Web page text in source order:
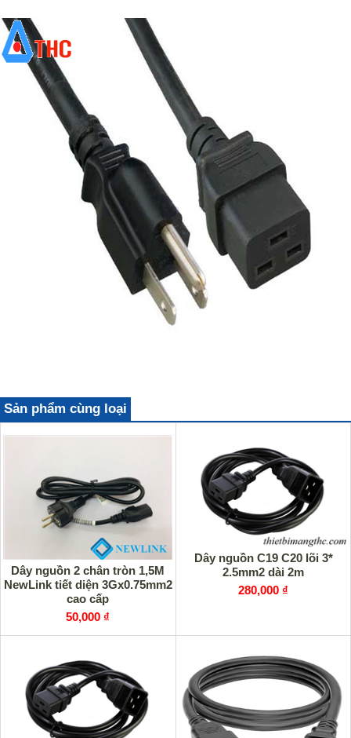
Sản phẩm cùng loại
Dây nguồn 2 chân tròn 1,5M
NewLink tiết diện 3Gx0.75mm2
cao cấp
50,000 ₫
Dây nguồn C19 C20 lõi 3*
2.5mm2 dài 2m
280,000 ₫